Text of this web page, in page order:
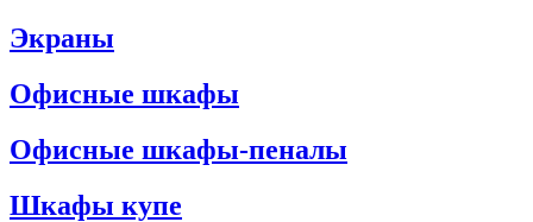
Экраны
Офисные шкафы
Офисные шкафы-пеналы
Шкафы купе